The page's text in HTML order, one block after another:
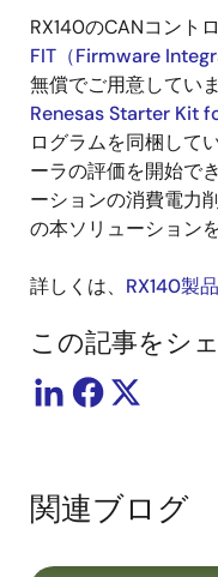
RX140のCANコント
FIT（Firmware
無償でご用意してい
Renesas Starter Kit
ログラムを同梱して
ーラの評価を開始で
ーションの消費電力
の本ソリューション
詳しくは、 RX140製
この記事をシ
関連ブログ